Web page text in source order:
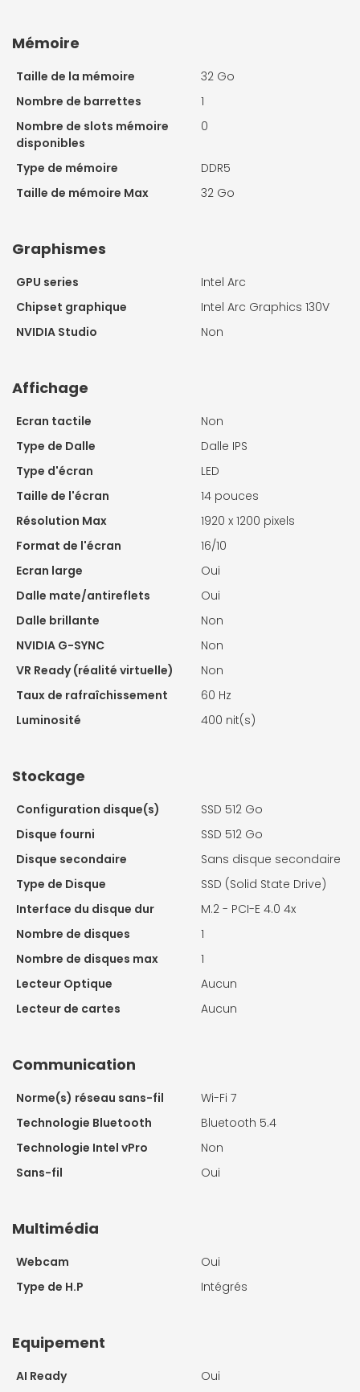
Mémoire
Taille de la mémoire
32 Go
Nombre de barrettes
1
Nombre de slots mémoire
disponibles
0
Type de mémoire
DDR5
Taille de mémoire Max
32 Go
Graphismes
GPU series
Intel Arc
Chipset graphique
Intel Arc Graphics 130V
NVIDIA Studio
Non
Affichage
Ecran tactile
Non
Type de Dalle
Dalle IPS
Type d'écran
LED
Taille de l'écran
14 pouces
Résolution Max
1920 x 1200 pixels
Format de l'écran
16/10
Ecran large
Oui
Dalle mate/antireflets
Oui
Dalle brillante
Non
NVIDIA G-SYNC
Non
VR Ready (réalité virtuelle)
Non
Taux de rafraîchissement
60 Hz
Luminosité
400 nit(s)
Stockage
Configuration disque(s)
SSD 512 Go
Disque fourni
SSD 512 Go
Disque secondaire
Sans disque secondaire
Type de Disque
SSD (Solid State Drive)
Interface du disque dur
M.2 - PCI-E 4.0 4x
Nombre de disques
1
Nombre de disques max
1
Lecteur Optique
Aucun
Lecteur de cartes
Aucun
Communication
Norme(s) réseau sans-fil
Wi-Fi 7
Technologie Bluetooth
Bluetooth 5.4
Technologie Intel vPro
Non
Sans-fil
Oui
Multimédia
Webcam
Oui
Type de H.P
Intégrés
Equipement
AI Ready
Oui